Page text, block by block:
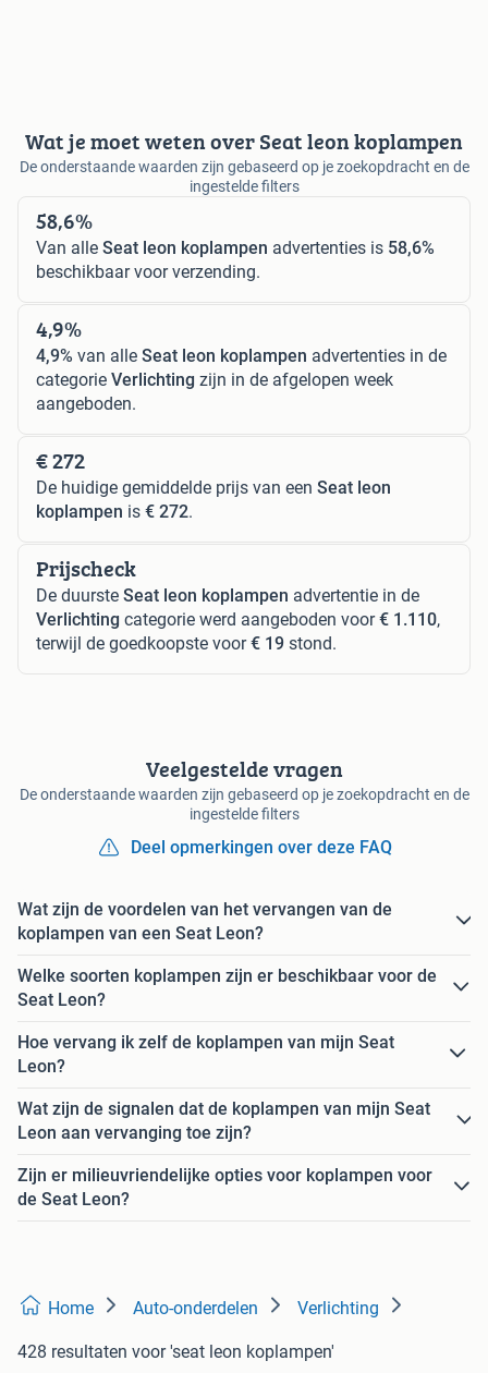
Wat je moet weten over Seat leon koplampen
De onderstaande waarden zijn gebaseerd op je zoekopdracht en de
ingestelde filters
58,6%
Van alle Seat leon koplampen advertenties is 58,6%
beschikbaar voor verzending.
4,9%
4,9% van alle Seat leon koplampen advertenties in de
categorie Verlichting zijn in de afgelopen week
aangeboden.
€ 272
De huidige gemiddelde prijs van een Seat leon
koplampen is € 272.
Prijscheck
De duurste Seat leon koplampen advertentie in de
Verlichting categorie werd aangeboden voor€ 1.110,
terwijl de goedkoopste voor€ 19 stond.
Veelgestelde vragen
De onderstaande waarden zijn gebaseerd op je zoekopdracht en de
ingestelde filters
Deel opmerkingen over deze FAQ
Wat zijn de voordelen van het vervangen van de
koplampen van een Seat Leon?
Welke soorten koplampen zijn er beschikbaar voor de
Seat Leon?
Hoe vervang ik zelf de koplampen van mijn Seat
Leon?
Wat zijn de signalen dat de koplampen van mijn Seat
Leon aan vervanging toe zijn?
Zijn er milieuvriendelijke opties voor koplampen voor
de Seat Leon?
Home Auto-onderdelen Verlichting
428 resultaten voor 'seat leon koplampen'